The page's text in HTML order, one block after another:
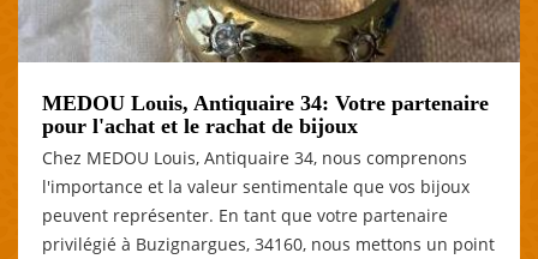
MEDOU Louis, Antiquaire 34: Votre partenaire
pour l'achat et le rachat de bijoux
Chez MEDOU Louis, Antiquaire 34, nous comprenons
l'importance et la valeur sentimentale que vos bijoux
peuvent représenter. En tant que votre partenaire
privilégié à Buzignargues, 34160, nous mettons un point